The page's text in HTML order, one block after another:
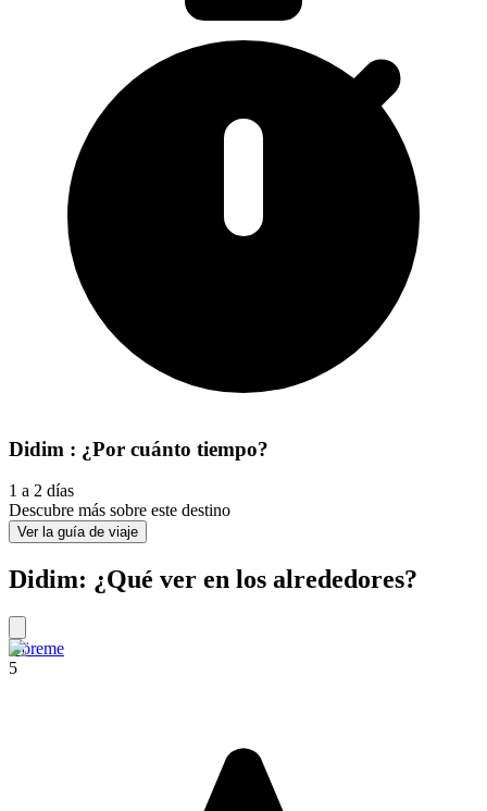
Didim : ¿Por cuánto tiempo?
1 a 2 días
Descubre más sobre este destino
Ver la guía de viaje
Didim: ¿Qué ver en los alrededores?
Göreme
5